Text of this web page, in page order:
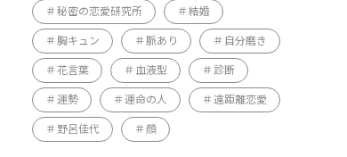
秘密の恋愛研究所 結婚
胸キュン 脈あり 自分磨き
花言葉 血液型 診断
運勢 運命の人 遠距離恋愛
野呂佳代 顔